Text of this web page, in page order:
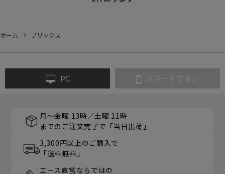
ホーム ブリックス
PC スマートフォン
月～金曜 13時／土曜 11時
までのご注文完了で「当日出荷」
3,300円以上のご購入で
「送料無料」
エース直営ならではの